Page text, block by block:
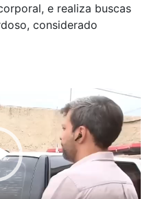
e realiza buscas
considerado